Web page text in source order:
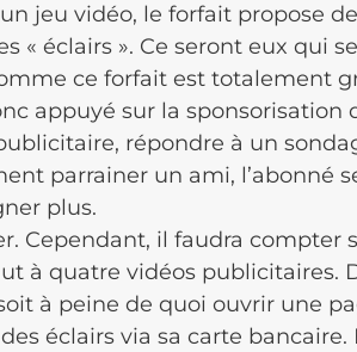
jeu vidéo, le forfait propose
« éclairs ». Ce seront eux qui
ce forfait est totalement
appuyé sur la sponsorisation
répondre à un
parrainer un ami, l’abonné
plus.
Cependant, il faudra compter
à quatre vidéos publicitaires.
à peine de quoi ouvrir une
éclairs via sa carte